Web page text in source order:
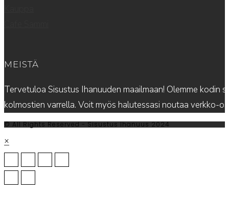
MEISTÄ
Tervetuloa Sisustus Ihanuuden maailmaan! Olemme kodin
kolmostien varrella. Voit myös halutessasi noutaa verkko-
© All Rights Reserved - Sisustus Ihanuus 2024
×